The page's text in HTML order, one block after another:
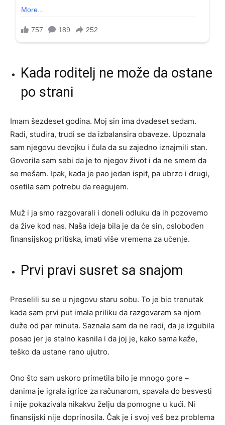
Kada roditelj ne može da ostane
po strani
Imam šezdeset godina. Moj sin ima dvadeset sedam.
Radi, studira, trudi se da izbalansira obaveze. Upoznala
sam njegovu devojku i čula da su zajedno iznajmili stan.
Govorila sam sebi da je to njegov život i da ne smem da
se mešam. Ipak, kada je pao jedan ispit, pa ubrzo i drugi,
osetila sam potrebu da reagujem.
Muž i ja smo razgovarali i doneli odluku da ih pozovemo
da žive kod nas. Naša ideja bila je da će sin, oslobođen
finansijskog pritiska, imati više vremena za učenje.
Prvi pravi susret sa snajom
Preselili su se u njegovu staru sobu. To je bio trenutak
kada sam prvi put imala priliku da razgovaram sa njom
duže od par minuta. Saznala sam da ne radi, da je izgubila
posao jer je stalno kasnila i da joj je, kako sama kaže,
teško da ustane rano ujutro.
Ono što sam uskoro primetila bilo je mnogo gore –
danima je igrala igrice za računarom, spavala do besvesti
i nije pokazivala nikakvu želju da pomogne u kući. Ni
finansijski nije doprinosila. Čak je i svoj veš bez problema